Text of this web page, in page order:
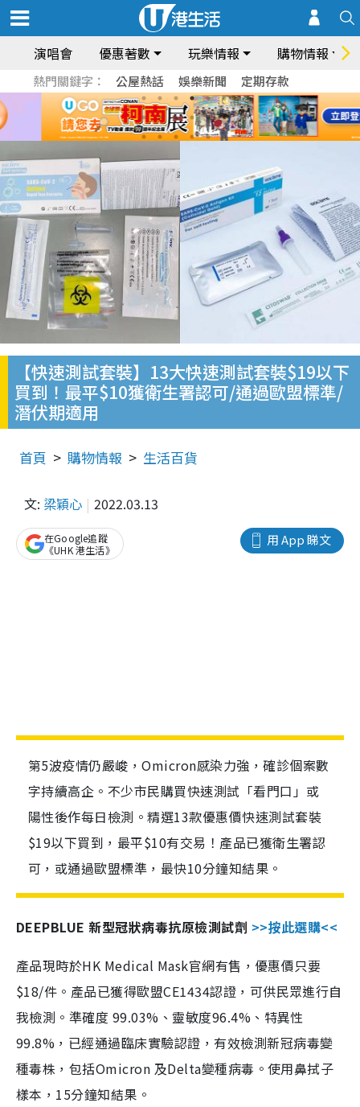
演唱會 優惠著數 玩樂情報 購物情報
熱門關鍵字： 公屋熱話 娛樂新聞 定期存款
【快速測試套裝】13大快速測試套裝$19以下
買到！最平$10獲衛生署認可/通過歐盟標準/
潛伏期適用
首頁 購物情報 生活百貨
文: 梁穎心 2022.03.13
用 App 睇文
在Google追蹤
《UHK 港生活》
第5波疫情仍嚴峻，Omicron感染力強，確診個案數
字持續高企。不少市民購買快速測試「看門口」或
陽性後作每日檢測。精選13款優惠價快速測試套裝
$19以下買到，最平$10有交易！產品已獲衛生署認
可，或通過歐盟標準，最快10分鐘知結果。
DEEPBLUE 新型冠狀病毒抗原檢測試劑 >>按此選購<<
產品現時於HK Medical Mask官網有售，優惠價只要
$18/件。產品已獲得歐盟CE1434認證，可供民眾進行自
我檢測。準確度 99.03%、靈敏度96.4%、特異性
99.8%，已經通過臨床實驗認證，有效檢測新冠病毒變
種毒株，包括Omicron 及Delta變種病毒。使用鼻拭子
樣本，15分鐘知結果。